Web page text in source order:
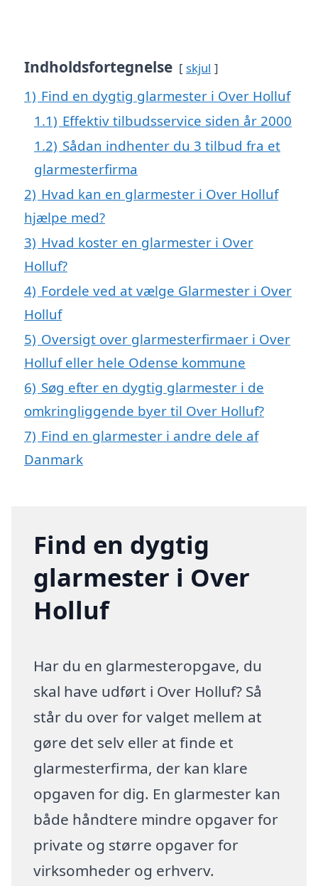
Indholdsfortegnelse skjul
1) Find en dygtig glarmester i Over Holluf
1.1) Effektiv tilbudsservice siden år 2000
1.2) Sådan indhenter du 3 tilbud fra et
glarmesterfirma
2) Hvad kan en glarmester i Over Holluf
hjælpe med?
3) Hvad koster en glarmester i Over
Holluf?
4) Fordele ved at vælge Glarmester i Over
Holluf
5) Oversigt over glarmesterfirmaer i Over
Holluf eller hele Odense kommune
6) Søg efter en dygtig glarmester i de
omkringliggende byer til Over Holluf?
7) Find en glarmester i andre dele af
Danmark
Find en dygtig
glarmester i Over
Holluf
Har du en glarmesteropgave, du
skal have udført i Over Holluf? Så
står du over for valget mellem at
gøre det selv eller at finde et
glarmesterfirma, der kan klare
opgaven for dig. En glarmester kan
både håndtere mindre opgaver for
private og større opgaver for
virksomheder og erhverv.